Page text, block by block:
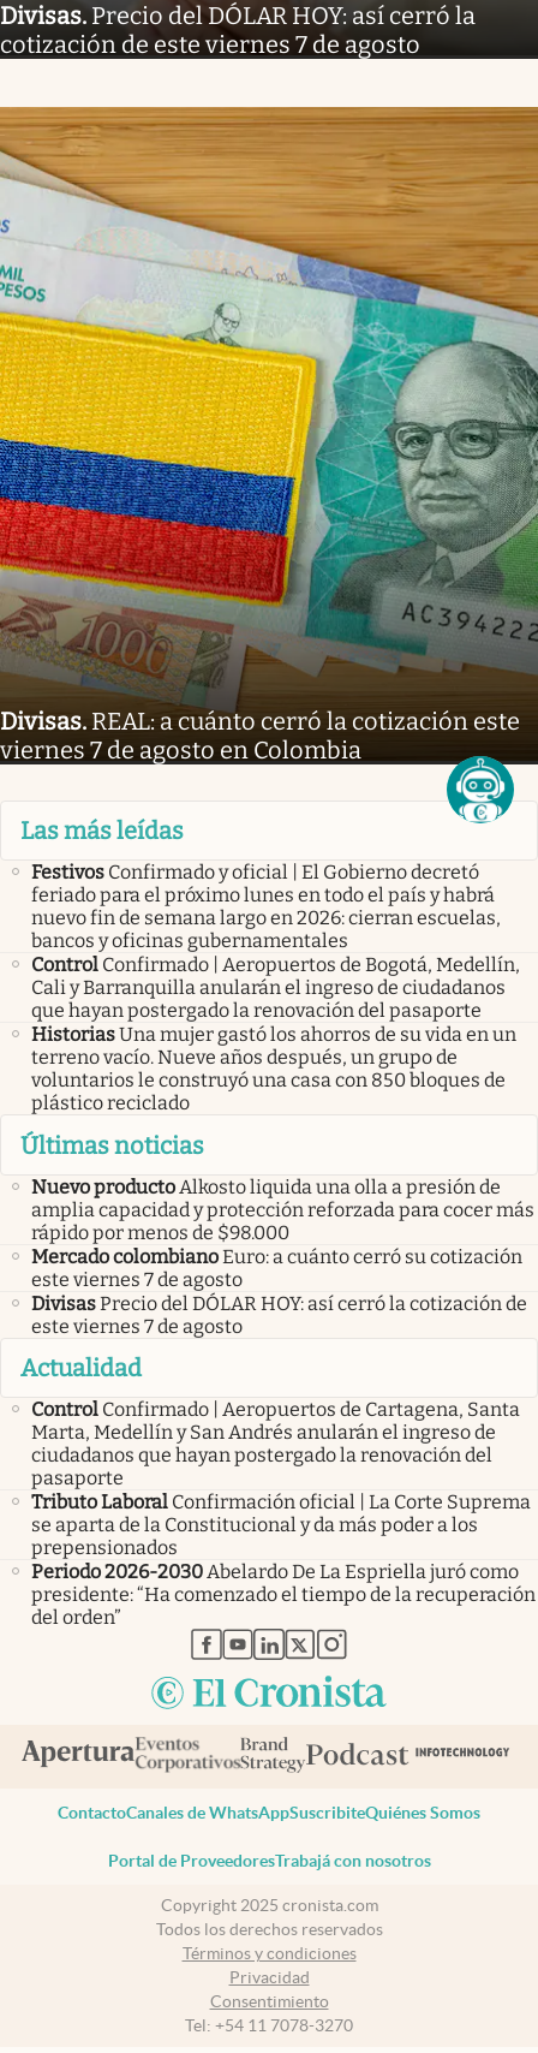
Divisas.Precio del DÓLAR HOY: así cerró la
cotización de este viernes 7 de agosto
Divisas. REAL: a cuánto cerró la cotización este
viernes 7 de agosto en Colombia
Las más leídas
Festivos Confirmado y oficial | El Gobierno decretó
feriado para el próximo lunes en todo el país y habrá
nuevo fin de semana largo en 2026: cierran escuelas,
bancos y oficinas gubernamentales
Control Confirmado | Aeropuertos de Bogotá, Medellín,
Cali y Barranquilla anularán el ingreso de ciudadanos
que hayan postergado la renovación del pasaporte
HistoriasUna mujer gastó los ahorros de su vida en un
terreno vacío. Nueve años después, un grupo de
voluntarios le construyó una casa con 850 bloques de
plástico reciclado
Últimas noticias
Nuevo productoAlkosto liquida una olla a presión de
amplia capacidad y protección reforzada para cocer más
rápido por menos de $98.000
Mercado colombianoEuro: a cuánto cerró su cotización
este viernes 7 de agosto
DivisasPrecio del DÓLAR HOY: así cerró la cotización de
este viernes 7 de agosto
Actualidad
Control Confirmado | Aeropuertos de Cartagena, Santa
Marta, Medellín y San Andrés anularán el ingreso de
ciudadanos que hayan postergado la renovación del
pasaporte
Tributo Laboral Confirmación oficial | La Corte Suprema
se aparta de la Constitucional y da más poder a los
prepensionados
Periodo 2026-2030Abelardo De La Espriella juró como
presidente: “Ha comenzado el tiempo de la recuperación
del orden”
abre en nueva pestaña
abre en nueva pestaña
abre en nueva pestaña
abre en nueva pestaña
abre en nueva pestaña
ContactoCanales de WhatsAppSuscribiteQuiénes Somos
Portal de ProveedoresTrabajá con nosotros
Copyright 2025 cronista.com
Todos los derechos reservados
Términos y condiciones
Privacidad
Consentimiento
Tel: +54 11 7078-3270